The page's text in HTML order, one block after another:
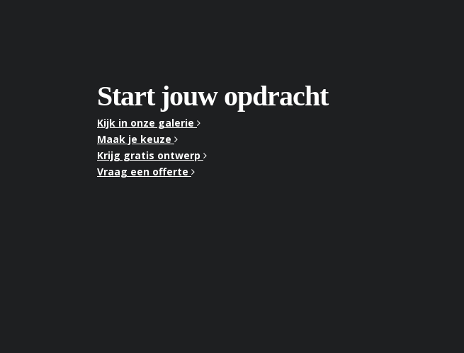
Start jouw opdracht
Kijk in onze galerie
Maak je keuze
Krijg gratis ontwerp
Vraag een offerte